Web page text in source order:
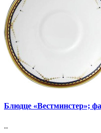
Блюдце «Вестминстер»;
..